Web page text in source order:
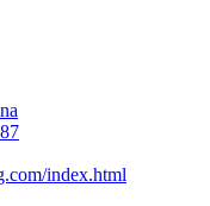
index.html